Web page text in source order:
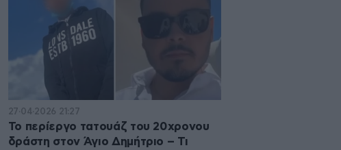
27·04·2026 21:27
Το περίεργο τατουάζ του 20χρονου
δράστη στον Άγιο Δημήτριο – Τι